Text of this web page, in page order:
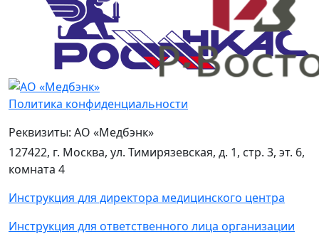
Политика конфиденциальности
Реквизиты: АО «Медбэнк»
127422, г. Москва, ул. Тимирязевская, д. 1, стр. 3, эт. 6,
комната 4
Инструкция для директора медицинского центра
Инструкция для ответственного лица организации